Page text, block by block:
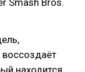
Smash Bros.
воссоздаёт
находится